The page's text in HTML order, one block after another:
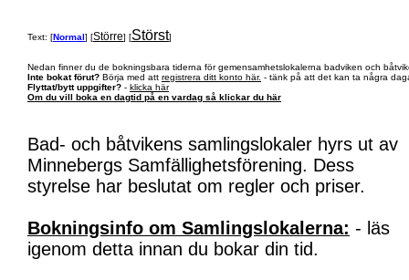
Text: [Normal] [Större] [Störst]
Nedan finner du de bokningsbara tiderna för gemensamhetslokalerna badviken och
Inte bokat förut? Börja med att registrera ditt konto här. - tänk på att det kan ta några
Flyttat/bytt uppgifter? - klicka här
Om du vill boka en dagtid på en vardag så klickar du här
Bad- och båtvikens samlingslokaler hyrs ut av
Minnebergs Samfällighetsförening. Dess
styrelse har beslutat om regler och priser.
Bokningsinfo om Samlingslokalerna: - läs
igenom detta innan du bokar din tid.